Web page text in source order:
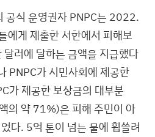
공식 운영권자 PNPC는 2022.
에게 제출한 서한에서 피해보
러에 달하는 금액을 지급했다
PNPC가 시민사회에 제공한
가 제공한 보상금의 대부분
의 약 71%)은 피해 주민이 아
다. 5억 톤이 넘는 물에 휩쓸려